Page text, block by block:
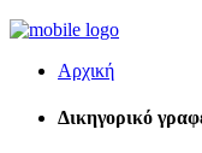
Αρχική
Δικηγορικό